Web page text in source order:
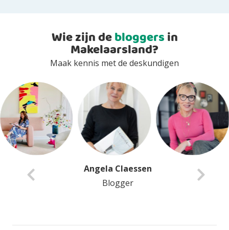
Wie zijn debloggersin
Makelaarsland?
Maak kennis met de deskundigen
Angela Claessen
Blogger